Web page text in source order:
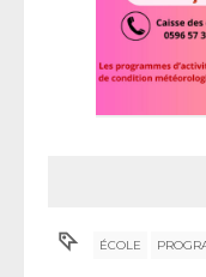
ÉCOLE